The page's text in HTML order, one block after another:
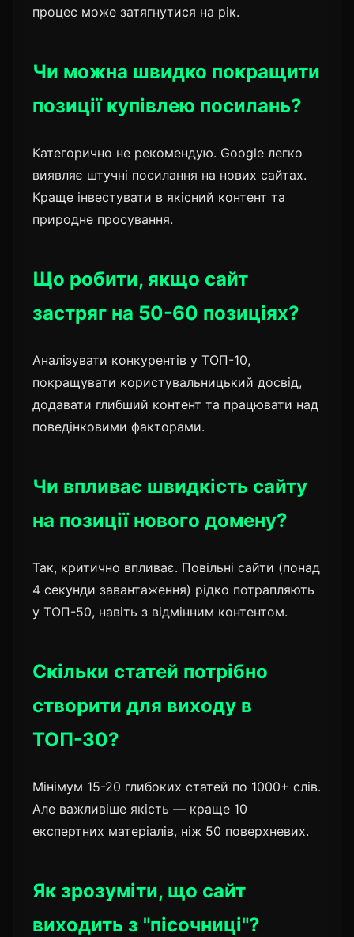
процес може затягнутися на рік.
Чи можна швидко покращити
позиції купівлею посилань?
Категорично не рекомендую. Google легко
виявляє штучні посилання на нових сайтах.
Краще інвестувати в якісний контент та
природне просування.
Що робити, якщо сайт
застряг на 50-60 позиціях?
Аналізувати конкурентів у ТОП-10,
покращувати користувальницький досвід,
додавати глибший контент та працювати над
поведінковими факторами.
Чи впливає швидкість сайту
на позиції нового домену?
Так, критично впливає. Повільні сайти (понад
4 секунди завантаження) рідко потрапляють
у ТОП-50, навіть з відмінним контентом.
Скільки статей потрібно
створити для виходу в
ТОП-30?
Мінімум 15-20 глибоких статей по 1000+ слів.
Але важливіше якість — краще 10
експертних матеріалів, ніж 50 поверхневих.
Як зрозуміти, що сайт
виходить з "пісочниці"?